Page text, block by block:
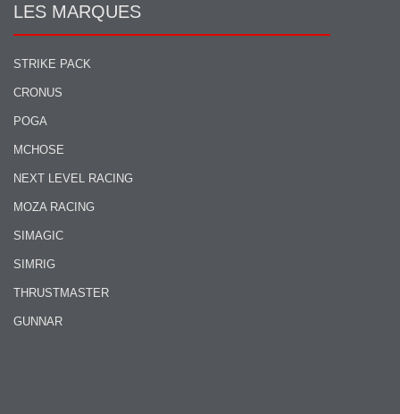
LES MARQUES
STRIKE PACK
CRONUS
POGA
MCHOSE
NEXT LEVEL RACING
MOZA RACING
SIMAGIC
SIMRIG
THRUSTMASTER
GUNNAR